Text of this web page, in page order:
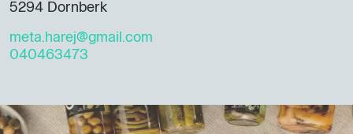
5294 Dornberk
meta.harej@gmail.com
040463473